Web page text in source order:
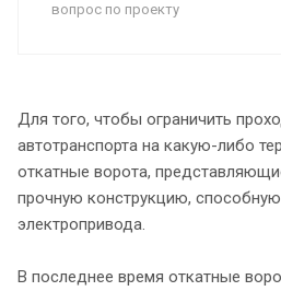
вопрос по проекту
Для того, чтобы ограничить
автотранспорта на какую-либо
откатные ворота,
прочную конструкцию, способную
электропривода.
В последнее время откатные